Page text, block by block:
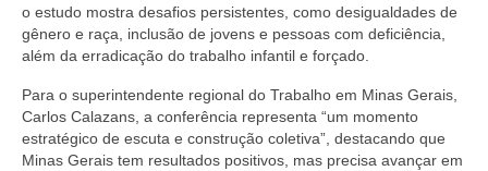
o estudo mostra desafios persistentes, como desigualdades de
gênero e raça, inclusão de jovens e pessoas com deficiência,
além da erradicação do trabalho infantil e forçado.
Para o superintendente regional do Trabalho em Minas Gerais,
Carlos Calazans, a conferência representa “um momento
estratégico de escuta e construção coletiva”, destacando que
Minas Gerais tem resultados positivos, mas precisa avançar em